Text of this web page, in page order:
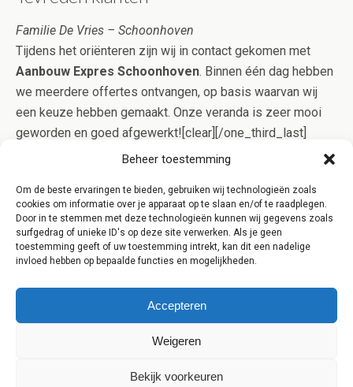
Beheer toestemming
Om de beste ervaringen te bieden, gebruiken wij technologieën zoals
cookies om informatie over je apparaat op te slaan en/of te raadplegen.
Door in te stemmen met deze technologieën kunnen wij gegevens zoals
surfgedrag of unieke ID's op deze site verwerken. Als je geen
toestemming geeft of uw toestemming intrekt, kan dit een nadelige
invloed hebben op bepaalde functies en mogelijkheden.
Accepteren
Weigeren
Bekijk voorkeuren
Familie De Vries – Schoonhoven
Tijdens het oriënteren zijn wij in contact gekomen met
Aanbouw Expres Schoonhoven. Binnen één dag hebben
we meerdere offertes ontvangen, op basis waarvan wij
een keuze hebben gemaakt. Onze veranda is zeer mooi
geworden en goed afgewerkt![clear][/one_third_last]
[clear] [content-highlight]Aanbouw Expres werkt alleen
die in bezit zijn van het Kluskeurmerk. Op deze manier
bent u verzekerd van kwaliteit en controle op het werk!
[/content-highlight]
Terug naar boven
Mobiel Desktop